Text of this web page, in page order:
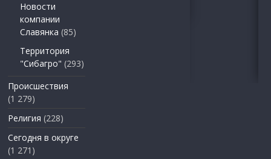
Новости
компании
Славянка (85)
Территория
"Сибагро" (293)
Происшествия
(1 279)
Религия (228)
Сегодня в округе
(1 271)